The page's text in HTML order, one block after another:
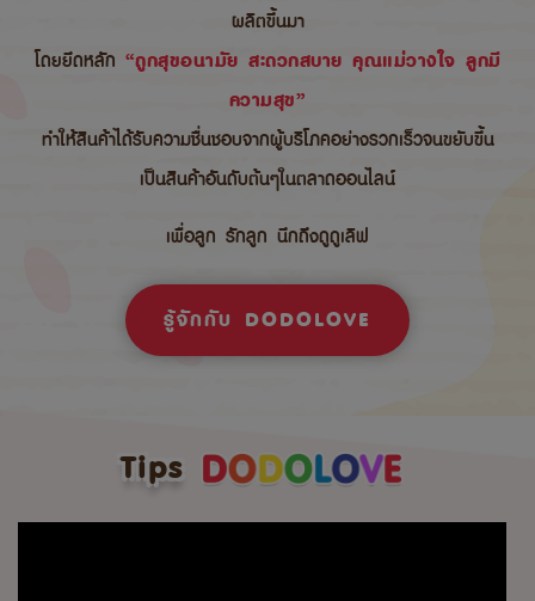
ผลิตขึ้นมา
โดยยึดหลัก “ถูกสุขอนามัย สะดวกสบาย คุณแม่วางใจ ลูกมี
ความสุข”
ทำให้สินค้าได้รับความชื่นชอบจากผู้บริโภคอย่างรวกเร็วจนขยับขึ้น
เป็นสินค้าอันดับต้นๆในตลาดออนไลน์
เพื่อลูก รักลูก นึกถึงดูดูเลิฟ
รู้จักกับ DODOLOVE
Tips